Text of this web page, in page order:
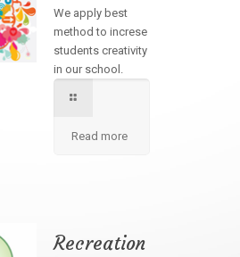
We apply best
method to increse
students creativity
in our school.
Read more
Recreation